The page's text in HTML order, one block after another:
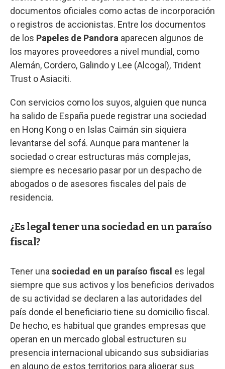
documentos oficiales como actas de incorporación
o registros de accionistas. Entre los documentos
de los Papeles de Pandora aparecen algunos de
los mayores proveedores a nivel mundial, como
Alemán, Cordero, Galindo y Lee (Alcogal), Trident
Trust o Asiaciti.
Con servicios como los suyos, alguien que nunca
ha salido de España puede registrar una sociedad
en Hong Kong o en Islas Caimán sin siquiera
levantarse del sofá. Aunque para mantener la
sociedad o crear estructuras más complejas,
siempre es necesario pasar por un despacho de
abogados o de asesores fiscales del país de
residencia.
¿Es legal tener una sociedad en un paraíso
fiscal?
Tener una sociedad en un paraíso fiscal es legal
siempre que sus activos y los beneficios derivados
de su actividad se declaren a las autoridades del
país donde el beneficiario tiene su domicilio fiscal.
De hecho, es habitual que grandes empresas que
operan en un mercado global estructuren su
presencia internacional ubicando sus subsidiarias
en alguno de estos territorios para aligerar sus